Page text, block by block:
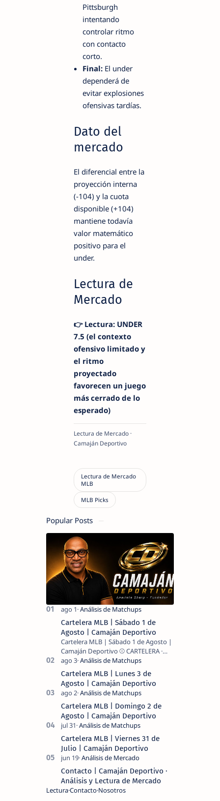
Pittsburgh
intentando
controlar ritmo
con contacto
corto.
Final: El under
dependerá de
evitar explosiones
ofensivas tardías.
Dato del
mercado
El diferencial entre la
proyección interna
(-104) y la cuota
disponible (+104)
mantiene todavía
valor matemático
positivo para el
under.
Lectura de
Mercado
👉 Lectura: UNDER
7.5 (el contexto
ofensivo limitado y
el ritmo
proyectado
favorecen un juego
más cerrado de lo
esperado)
Lectura de Mercado ·
Camaján Deportivo
Popular Posts
Cartelera MLB | Sábado 1 de
Agosto | Camaján Deportivo
Cartelera MLB | Sábado 1 de Agosto |
Camaján Deportivo ⚾ CARTELERA ·
Cartelera MLB | Lunes 3 de
Agosto | Camaján Deportivo
Cartelera MLB | Domingo 2 de
Agosto | Camaján Deportivo
Cartelera MLB | Viernes 31 de
Julio | Camaján Deportivo
Contacto | Camaján Deportivo ·
Análisis y Lectura de Mercado
LecturaContacto Nosotros